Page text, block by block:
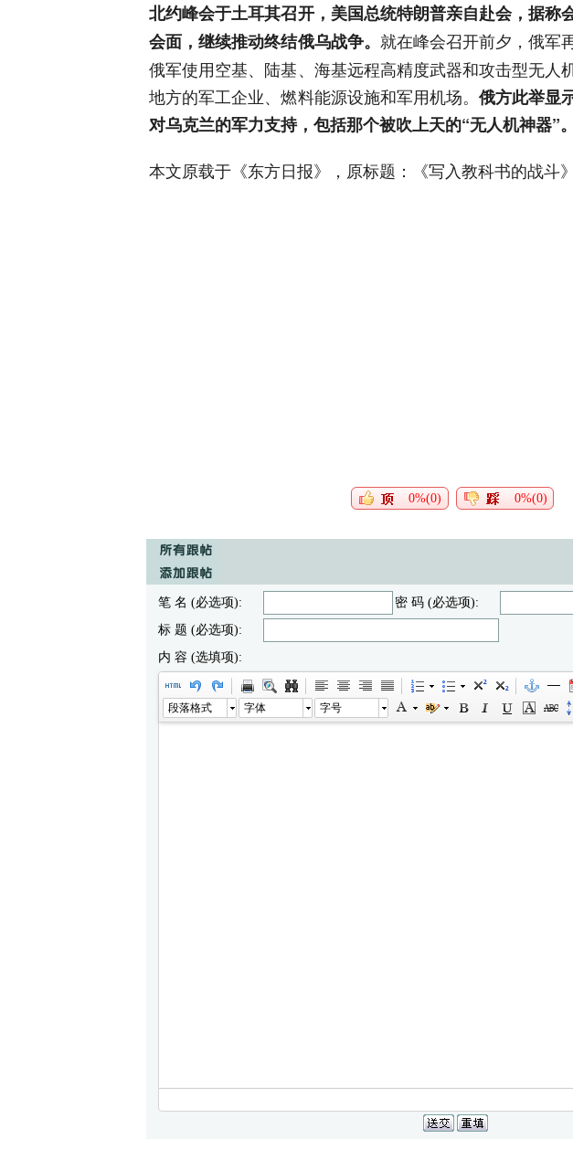
北约峰会于土耳其召开，美国总统特朗普亲自赴会，据称
会面，继续推动终结俄乌战争。 就在峰会召开前夕，俄军
俄军使用空基、陆基、海基远程高精度武器和攻击型无人
地方的军工企业、燃料能源设施和军用机场。俄方此举显
对乌克兰的军力支持，包括那个被吹上天的“无人机神器”。
本文原载于《东方日报》，原标题：《写入教科书的战斗》
0%(0) 0%(0)
笔 名 (必选项): 密 码 (必选项):
标 题 (必选项):
内 容 (选填项):
段落格式 字体 字号